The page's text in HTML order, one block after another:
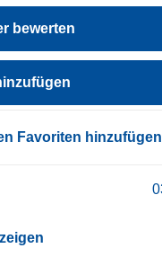
bewerten
Favoriten hinzufügen